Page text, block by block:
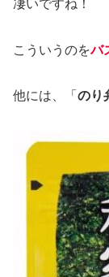
凄いですね！
こういうのをバ
他には、「 のり